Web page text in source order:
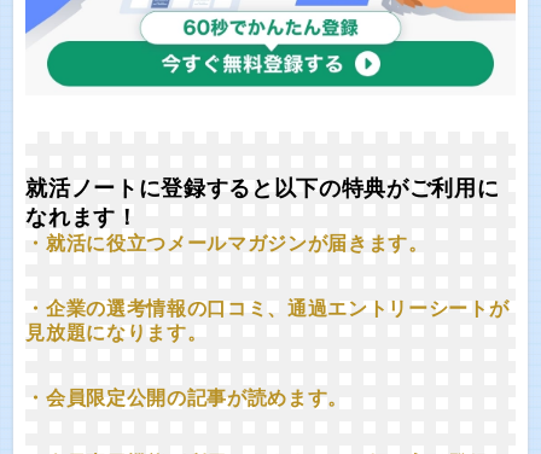
就活ノートに登録すると以下の特典がご利用に
なれます！
・就活に役立つメールマガジンが届きます。
・企業の選考情報の口コミ、通過エントリーシートが
見放題になります。
・会員限定公開の記事が読めます。